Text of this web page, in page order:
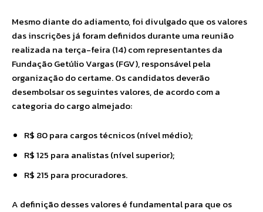
Mesmo diante do adiamento, foi divulgado que os valores
das inscrições já foram definidos durante uma reunião
realizada na terça-feira (14) com representantes da
Fundação Getúlio Vargas (FGV), responsável pela
organização do certame. Os candidatos deverão
desembolsar os seguintes valores, de acordo com a
categoria do cargo almejado:
R$ 80 para cargos técnicos (nível médio);
R$ 125 para analistas (nível superior);
R$ 215 para procuradores.
A definição desses valores é fundamental para que os